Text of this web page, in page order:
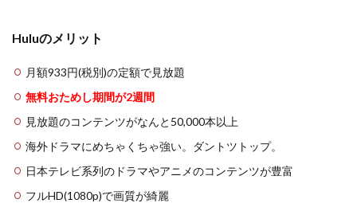
Huluのメリット
月額933円(税別)の定額で見放題
無料おためし期間が2週間
見放題のコンテンツがなんと50,000本以上
海外ドラマにめちゃくちゃ強い。ダントツトップ。
日本テレビ系列のドラマやアニメのコンテンツが豊富
フルHD(1080p)で画質が綺麗